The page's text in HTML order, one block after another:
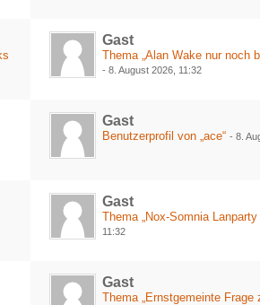
Gast
Thema „Alan Wake nur noch
-8. August 2026, 11:32
Gast
Benutzerprofil von „ace“ -8.
Gast
Thema „Nox-Somnia Lanparty
11:32
Gast
Thema „Ernstgemeinte Frage